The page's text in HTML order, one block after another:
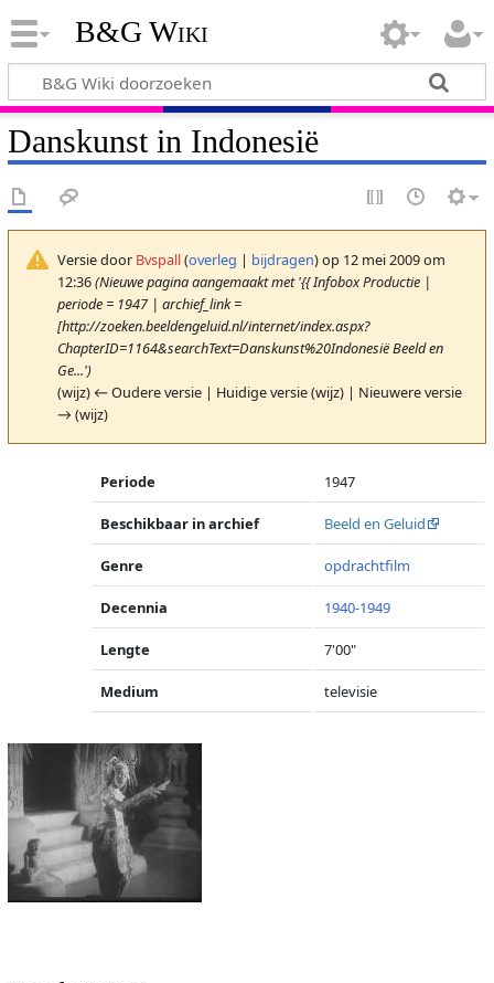
B&G Wiki
Danskunst in Indonesië
Versie door Bvspall(overleg | bijdragen)op 12 mei 2009 om
12:36(Nieuwe pagina aangemaakt met '{{ Infobox Productie |
periode = 1947 | archief_link =
[http://zoeken.beeldengeluid.nl/internet/index.aspx?
ChapterID=1164&searchText=Danskunst%20Indonesië Beeld en
Ge...')
(wijz) ← Oudere versie | Huidige versie (wijz) | Nieuwere versie
→ (wijz)
Periode 1947
Beschikbaar in archief Beeld en Geluid
Genre opdrachtfilm
Decennia 1940-1949
Lengte 7'00"
Medium televisie